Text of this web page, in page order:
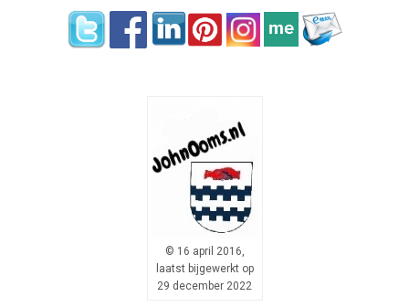
© 16 april 2016,
laatst bijgewerkt op
29 december 2022